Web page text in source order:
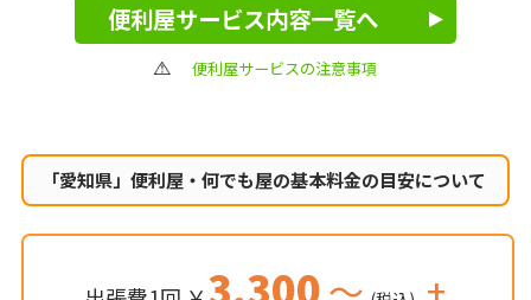
便利屋サービス内容一覧へ
便利屋サービスの注意事項
「愛知県」便利屋・何でも屋の基本料金の目安について